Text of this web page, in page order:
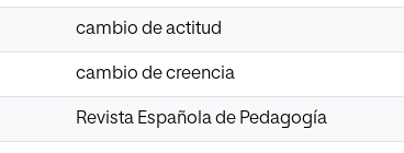
cambio de actitud
cambio de creencia
Revista Española de Pedagogía